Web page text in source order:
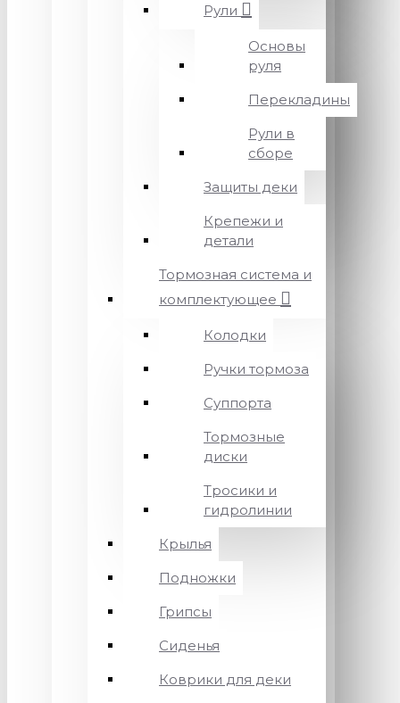
Рули
Основы
руля
Перекладины
Рули в
сборе
Защиты деки
Крепежи и
детали
Тормозная система и
комплектующее
Колодки
Ручки тормоза
Суппорта
Тормозные
диски
Тросики и
гидролинии
Крылья
Подножки
Грипсы
Сиденья
Коврики для деки